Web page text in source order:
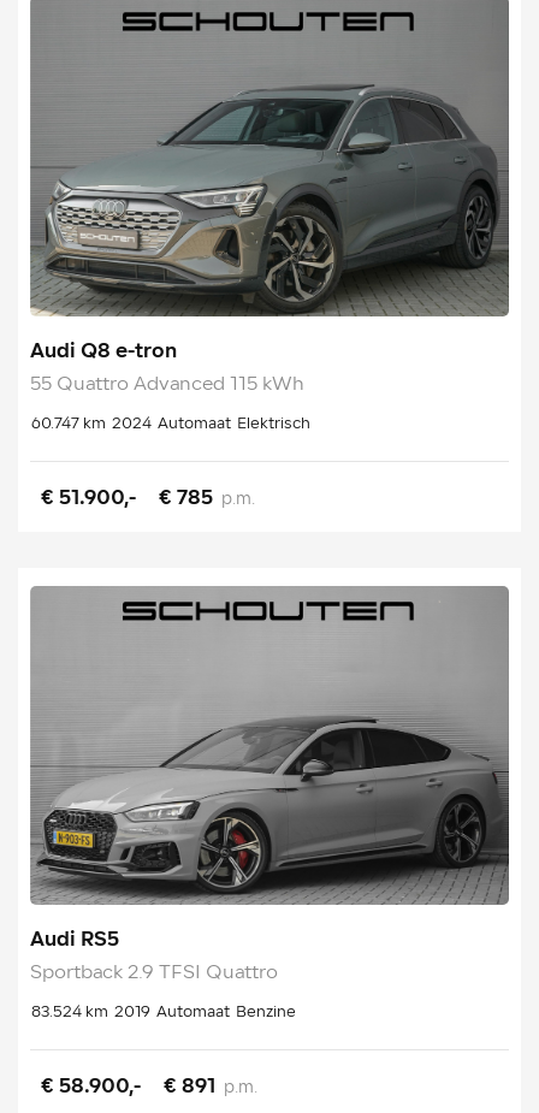
Audi Q8 e-tron
55 Quattro Advanced 115 kWh
60.747 km 2024 Automaat Elektrisch
€ 51.900,- € 785 p.m.
Audi RS5
Sportback 2.9 TFSI Quattro
83.524 km 2019 Automaat Benzine
€ 58.900,- € 891 p.m.